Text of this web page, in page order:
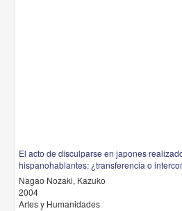
El acto de disculparse en japones
hispanohablantes: ¿transferencia o
Nagao Nozaki, Kazuko
2004
Artes y Humanidades